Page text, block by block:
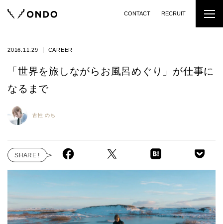
CONTACT RECRUIT
2016.11.29 CAREER
「世界を旅しながらお風呂めぐり」が仕事に
なるまで
古性 のち